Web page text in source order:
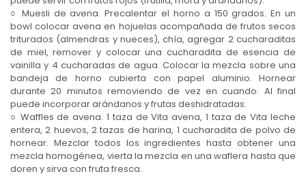
○ Muesli de avena. Precalentar el horno a 150 grados. En un
bowl colocar avena en hojuelas acompañada de frutos secos
triturados (almendras y nueces), chía, agregar 2 cucharaditas
de miel, remover y colocar una cucharadita de esencia de
vainilla y 4 cucharadas de agua. Colocar la mezcla sobre una
bandeja de horno cubierta con papel aluminio. Hornear
durante 20 minutos removiendo de vez en cuando. Al final
puede incorporar arándanos y frutas deshidratadas.
○ Waffles de avena. 1 taza de Vita avena, 1 taza de Vita leche
entera, 2 huevos, 2 tazas de harina, 1 cucharadita de polvo de
hornear. Mezclar todos los ingredientes hasta obtener una
mezcla homogénea, vierta la mezcla en una waflera hasta que
doren y sirva con fruta fresca.